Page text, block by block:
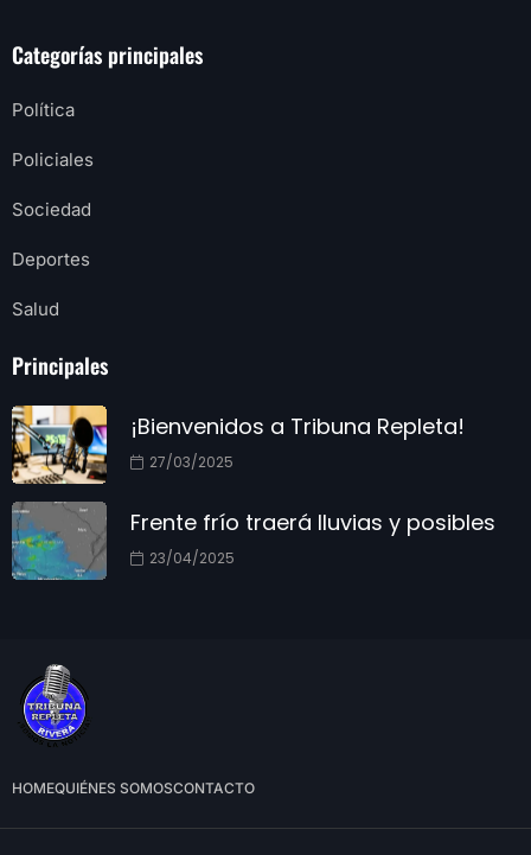
Categorías principales
Política
Policiales
Sociedad
Deportes
Salud
Principales
¡Bienvenidos a Tribuna Repleta!
27/03/2025
Frente frío traerá lluvias y posibles
23/04/2025
HOMEQUIÉNES SOMOSCONTACTO